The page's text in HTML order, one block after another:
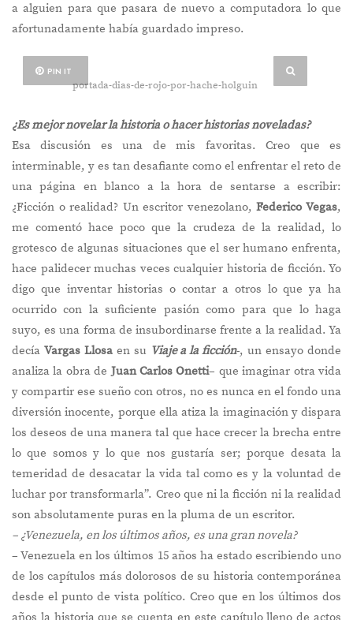
a alguien para que pasara de nuevo a computadora lo que
afortunadamente había guardado impreso.
PIN IT
portada-dias-de-rojo-por-hache-holguin
¿Es mejor novelar la historia o hacer historias noveladas?
Esa discusión es una de mis favoritas. Creo que es
interminable, y es tan desafiante como el enfrentar el reto de
una página en blanco a la hora de sentarse a escribir:
¿Ficción o realidad? Un escritor venezolano,Federico Vegas,
me comentó hace poco que la crudeza de la realidad, lo
grotesco de algunas situaciones que el ser humano enfrenta,
hace palidecer muchas veces cualquier historia de ficción. Yo
digo que inventar historias o contar a otros lo que ya ha
ocurrido con la suficiente pasión como para que lo haga
suyo, es una forma de insubordinarse frente a la realidad. Ya
decía Vargas Llosaen su Viaje a la ficción-, un ensayo donde
analiza la obra deJuan Carlos Onetti– que imaginar otra vida
y compartir ese sueño con otros, no es nunca en el fondo una
diversión inocente, porque ella atiza la imaginación y dispara
los deseos de una manera tal que hace crecer la brecha entre
lo que somos y lo que nos gustaría ser; porque desata la
temeridad de desacatar la vida tal como es y la voluntad de
luchar por transformarla”. Creo que ni la ficción ni la realidad
son absolutamente puras en la pluma de un escritor.
– ¿Venezuela, en los últimos años, es una gran novela?
– Venezuela en los últimos 15 años ha estado escribiendo uno
de los capítulos más dolorosos de su historia contemporánea
desde el punto de vista político. Creo que en los últimos dos